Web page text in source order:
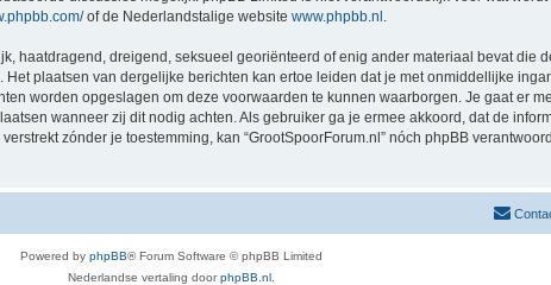
of de Nederlandstalige website www.phpbb.nl
haatdragend, dreigend, seksueel georiënteerd of enig ander materiaal bevat die
plaatsen van dergelijke berichten kan ertoe leiden dat je met onmiddellijke
worden opgeslagen om deze voorwaarden te kunnen waarborgen. Je gaat er
wanneer zij dit nodig achten. Als gebruiker ga je ermee akkoord, dat de
zónder je toestemming, kan “GrootSpoorForum.nl” nóch phpBB
Powered by phpBB® Forum Software © phpBB Limited
Nederlandse vertaling doorphpBB.nl